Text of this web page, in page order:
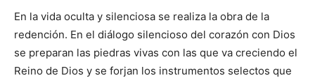
En la vida oculta y silenciosa se realiza la obra de la
redención. En el diálogo silencioso del corazón con Dios
se preparan las piedras vivas con las que va creciendo el
Reino de Dios y se forjan los instrumentos selectos que